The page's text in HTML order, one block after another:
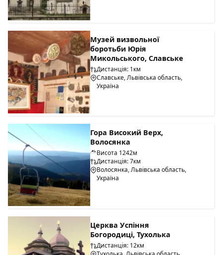
Музей визвольної
боротьби Юрія
Микольського, Славське
Дистанція: 1км
Славське, Львівська область,
Україна
Гора Високий Верх,
Волосянка
Висота 1242м
Дистанція: 7км
Волосянка, Львівська область,
Україна
Церква Успіння
Богородиці, Тухолька
Дистанція: 12км